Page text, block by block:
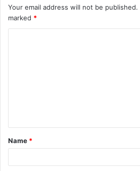
Your email address will not be published.
marked *
Name *